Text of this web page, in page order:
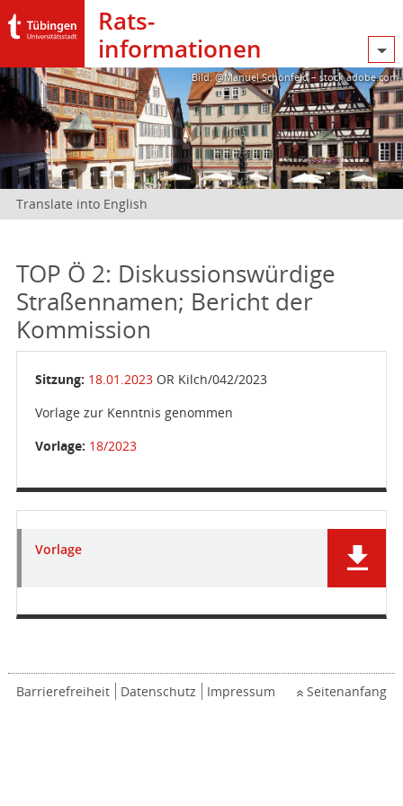
Rats­
informationen
Bild: @Manuel Schönfeld – stock.adobe.com
Translate into English
TOP Ö 2: Diskussionswürdige
Straßennamen; Bericht der
Kommission
Sitzung: 18.01.2023OR Kilch/042/2023
Vorlage zur Kenntnis genommen
Vorlage: 18/2023
Vorlage
Barrierefreiheit Datenschutz Impressum Seitenanfang